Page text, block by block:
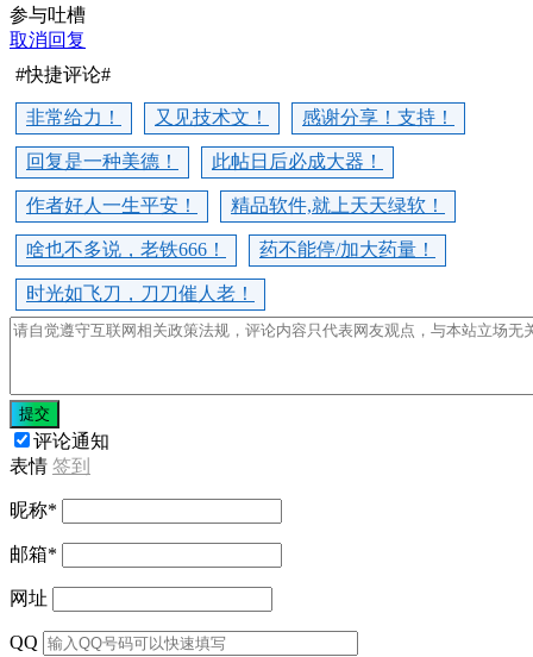
参与吐槽
取消回复
#快捷评论#
非常给力！ 又见技术文！ 感谢分享！支持！
回复是一种美德！ 此帖日后必成大器！
作者好人一生平安！ 精品软件,就上天天绿软！
啥也不多说，老铁666！ 药不能停/加大药量！
时光如飞刀，刀刀催人老！
提交
评论通知
表情 签到
昵称*
邮箱*
网址
QQ